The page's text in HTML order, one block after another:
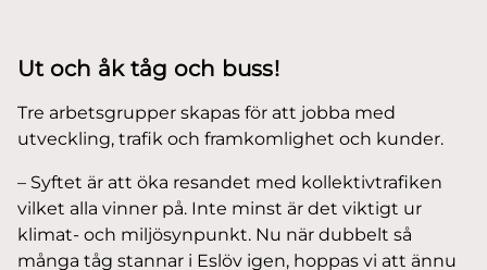
Ut och åk tåg och buss!
Tre arbetsgrupper skapas för att jobba med
utveckling, trafik och framkomlighet och kunder.
– Syftet är att öka resandet med kollektivtrafiken
vilket alla vinner på. Inte minst är det viktigt ur
klimat- och miljösynpunkt. Nu när dubbelt så
många tåg stannar i Eslöv igen, hoppas vi att ännu